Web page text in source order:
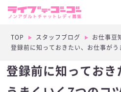
TOP スタッフブログ
お仕事豆
登録前に知っておきたい、お仕事が
登録前に知っておき